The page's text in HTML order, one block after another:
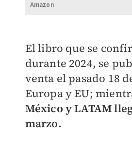
Amazon
El libro que se
durante 2024, se
venta el pasado 18
Europa y EU;
México y LATAM
marzo.